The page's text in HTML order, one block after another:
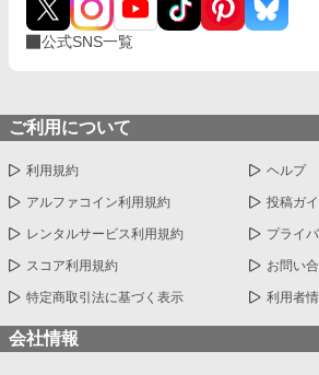
公式SNS一覧
ご利用について
利用規約 ヘルプ
アルファコイン利用規約 投稿ガ
レンタルサービス利用規約 プライ
スコア利用規約 お問い
特定商取引法に基づく表示 利用者
会社情報